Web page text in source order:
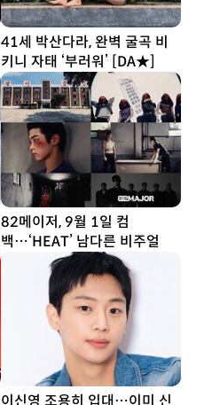
41세 박산다라, 완벽 굴곡 비
키니 자태 ‘부러워’ [DA★]
82메이저, 9월 1일 컴
백…‘HEAT’ 남다른 비주얼
이신영 조용히 입대…이미 신